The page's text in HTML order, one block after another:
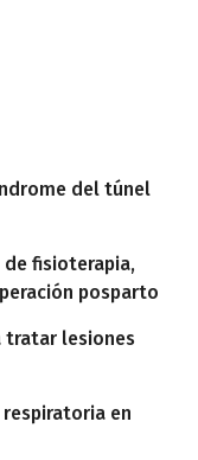
del túnel
fisioterapia,
posparto
tratar lesiones
en